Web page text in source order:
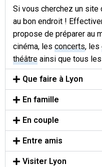
Si vous cherchez un
au bon endroit !
propose de préparer au
cinéma, lesconcerts, les
théâtre ainsi que tous
Que faire à Lyon
En famille
En couple
Entre amis
Visiter Lyon